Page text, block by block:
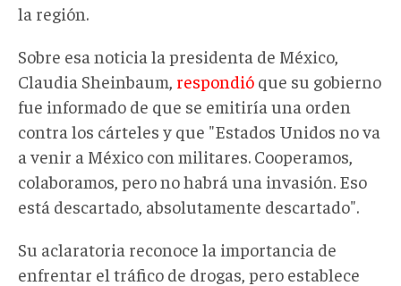
la región.
Sobre esa noticia la presidenta de México,
Claudia Sheinbaum, respondió que su gobierno
fue informado de que se emitiría una orden
contra los cárteles y que "Estados Unidos no va
a venir a México con militares. Cooperamos,
colaboramos, pero no habrá una invasión. Eso
está descartado, absolutamente descartado".
Su aclaratoria reconoce la importancia de
enfrentar el tráfico de drogas, pero establece